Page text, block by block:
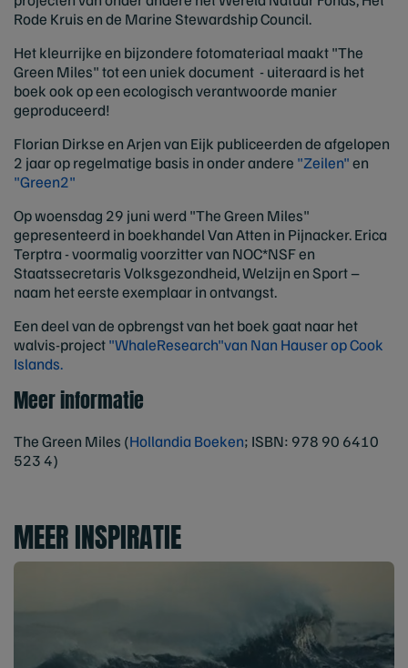
Rode Kruis en de Marine Stewardship Council.
Het kleurrijke en bijzondere fotomateriaal maakt "The
Green Miles" tot een uniek document - uiteraard is het
boek ook op een ecologisch verantwoorde manier
geproduceerd!
Florian Dirkse en Arjen van Eijk publiceerden de afgelopen
2 jaar op regelmatige basis in onder andere "Zeilen"en
"Green2"
Op woensdag 29 juni werd "The Green Miles"
gepresenteerd in boekhandel Van Atten in Pijnacker. Erica
Terptra - voormalig voorzitter van NOC*NSF en
Staatssecretaris Volksgezondheid, Welzijn en Sport –
naam het eerste exemplaar in ontvangst.
Een deel van de opbrengst van het boek gaat naar het
walvis-project"WhaleResearch"van Nan Hauser op Cook
Islands.
Meer informatie
The Green Miles (Hollandia Boeken; ISBN: 978 90 6410
523 4)
MEER INSPIRATIE